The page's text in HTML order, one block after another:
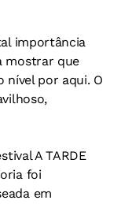
importância
mostrar que
nível por aqui. O
A TARDE
foi
em